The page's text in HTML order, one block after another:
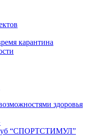
карантина
здоровья
“СПОРТСТИМУЛ”